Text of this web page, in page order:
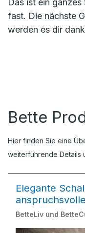
Das ist ein
fast. Die nächste
werden es dir
Bette
Hier finden Sie eine
weiterführende Details
Elegante
BetteLiv und